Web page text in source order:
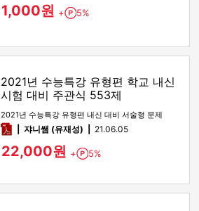
1,000원 + Point
5%
2021년 수능특강 유형편 학교 내신
시험 대비 주관식 553제
2021년 수능특강 유형편 내신 대비 서술형 문제
pdf쟈니쌤 (유재성) 21.06.05
22,000원 + Point
5%